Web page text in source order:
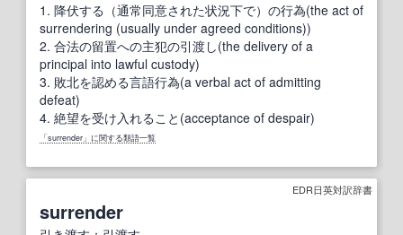
1. 降伏する（通常同意された状況下で）の行為(the act of
surrendering (usually under agreed conditions))
2. 合法の留置への主犯の引渡し(the delivery of a
principal into lawful custody)
3. 敗北を認める言語行為(a verbal act of admitting
defeat)
4. 絶望を受け入れること(acceptance of despair)
「surrender」に関する類語一覧
EDR日英対訳辞書
surrender